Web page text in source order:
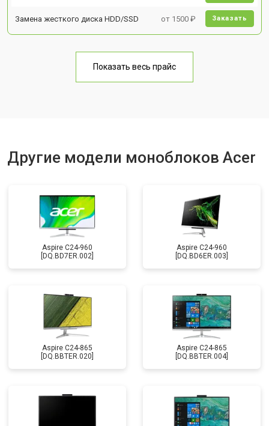
Замена жесткого диска HDD/SSD от 1500 ₽ Заказать
Показать весь прайс
Другие модели моноблоков Acer
Aspire C24-960
[DQ.BD7ER.002]
Aspire C24-960
[DQ.BD6ER.003]
Aspire C24-865
[DQ.BBTER.020]
Aspire C24-865
[DQ.BBTER.004]